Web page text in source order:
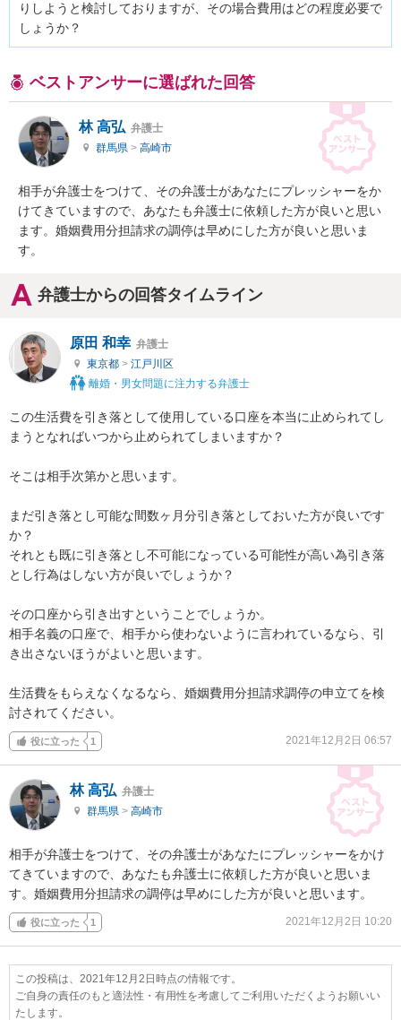
りしようと検討しておりますが、その場合費用はどの程度必要で
しょうか？
ベストアンサーに選ばれた回答
林 高弘 弁護士
群馬県 > 高崎市
相手が弁護士をつけて、その弁護士があなたにプレッシャーをか
けてきていますので、あなたも弁護士に依頼した方が良いと思い
ます。婚姻費用分担請求の調停は早めにした方が良いと思いま
す。
弁護士からの回答タイムライン
原田 和幸 弁護士
東京都 > 江戸川区
離婚・男女問題に注力する弁護士
この生活費を引き落として使用している口座を本当に止められてし
まうとなればいつから止められてしまいますか？
そこは相手次第かと思います。
まだ引き落とし可能な間数ヶ月分引き落としておいた方が良いです
か？
それとも既に引き落とし不可能になっている可能性が高い為引き落
とし行為はしない方が良いでしょうか？
その口座から引き出すということでしょうか。
相手名義の口座で、相手から使わないように言われているなら、引
き出さないほうがよいと思います。
生活費をもらえなくなるなら、婚姻費用分担請求調停の申立てを検
討されてください。
役に立った 1 2021年12月2日 06:57
林 高弘 弁護士
群馬県 > 高崎市
相手が弁護士をつけて、その弁護士があなたにプレッシャーをかけ
てきていますので、あなたも弁護士に依頼した方が良いと思いま
す。婚姻費用分担請求の調停は早めにした方が良いと思います。
役に立った 1 2021年12月2日 10:20
この投稿は、2021年12月2日時点の情報です。
ご自身の責任のもと適法性・有用性を考慮してご利用いただくようお願いい
たします。